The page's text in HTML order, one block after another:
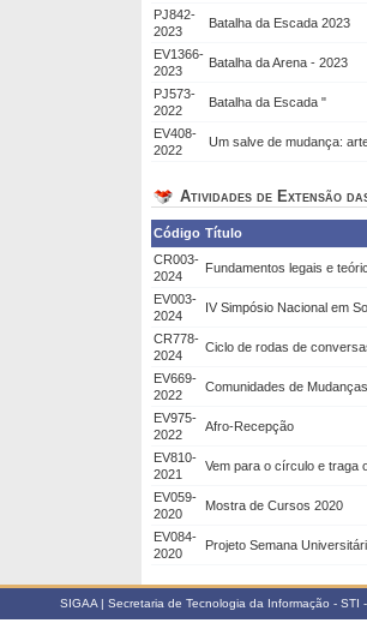
PJ842-
2023
Batalha da Escada 2023
EV1366-
2023
Batalha da Arena - 2023
PJ573-
2022
Batalha da Escada "
EV408-
2022
Um salve de mudança:
Atividades de Extensão
Código Título
CR003-
2024
Fundamentos legais e
EV003-
2024
IV Simpósio Nacional em
CR778-
2024
Ciclo de rodas de
EV669-
2022
Comunidades de
EV975-
2022
Afro-Recepção
EV810-
2021
Vem para o círculo e traga
EV059-
2020
Mostra de Cursos 2020
EV084-
2020
Projeto Semana
SIGAA | Secretaria de Tecnologia da Informação -